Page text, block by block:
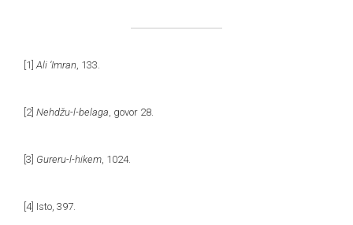
[1] Ali ‘Imran , 133.
[2] Nehdžu-l-belaga , govor 28.
[3] Gureru-l-hikem , 1024.
[4] Isto, 397.